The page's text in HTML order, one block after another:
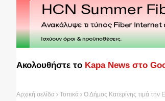
Ακολουθήστε το Kapa News στο
Αρχική σελίδα Τοπικά Ο Δήμος Κατερίνης τιμά